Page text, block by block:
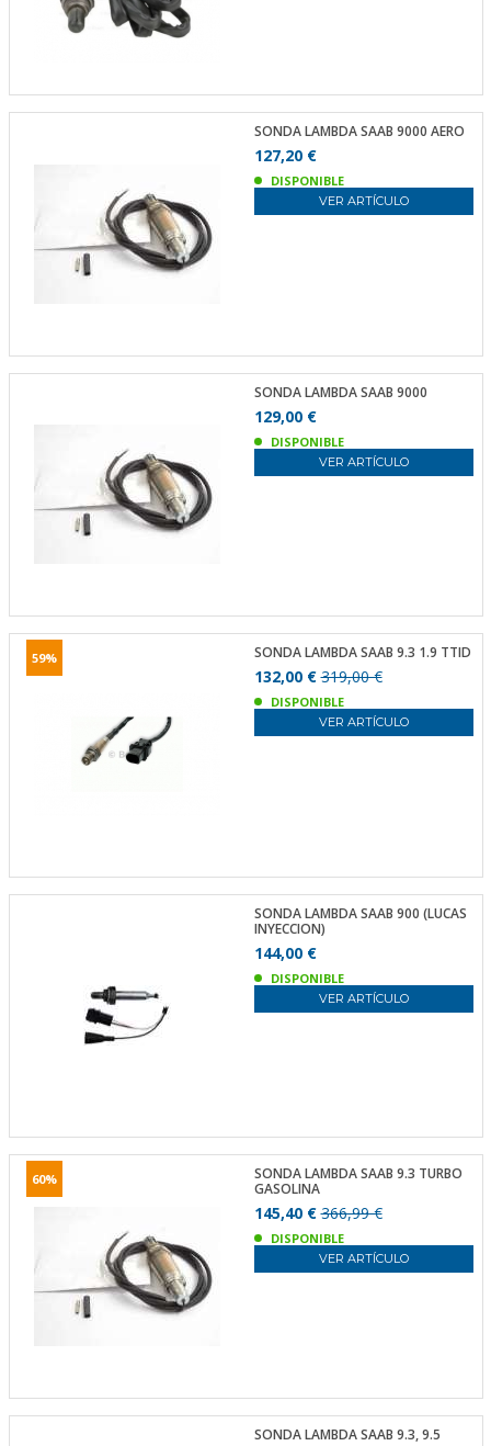
SONDA LAMBDA SAAB 9000 AERO
127,20 €
DISPONIBLE
VER ARTÍCULO
SONDA LAMBDA SAAB 9000
129,00 €
DISPONIBLE
VER ARTÍCULO
59% SONDA LAMBDA SAAB 9.3 1.9 TTID
132,00 €319,00 €
DISPONIBLE
VER ARTÍCULO
SONDA LAMBDA SAAB 900 (LUCAS
INYECCION)
144,00 €
DISPONIBLE
VER ARTÍCULO
60%
SONDA LAMBDA SAAB 9.3 TURBO
GASOLINA
145,40 €366,99 €
DISPONIBLE
VER ARTÍCULO
SONDA LAMBDA SAAB 9.3, 9.5